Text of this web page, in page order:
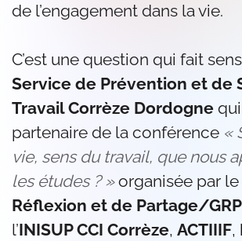
de l’engagement dans la vie.
C’est une question qui fait
Service de Prévention et de
Travail Corrèze Dordogne
partenaire de la conférence «
vie, sens du travail, que nous
les études ? »organisée par le
Réflexion et de Partage/GRP
l’INISUP CCI Corrèze, ACTIIIF,